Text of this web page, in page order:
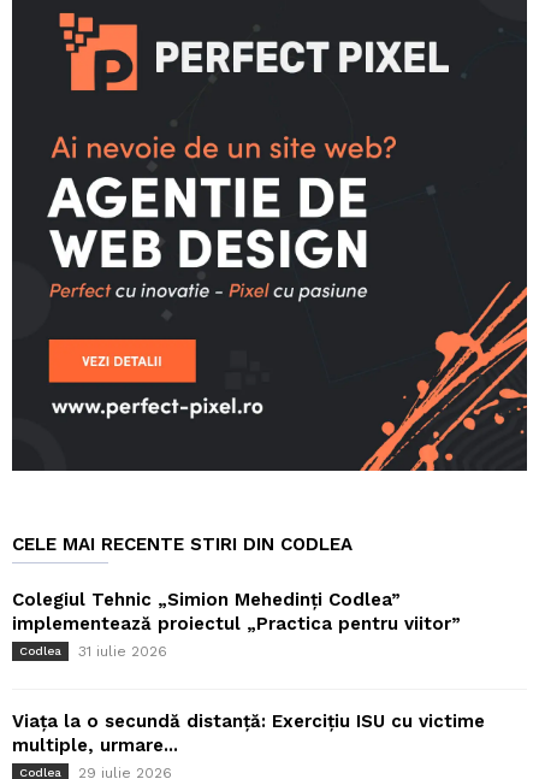
CELE MAI RECENTE STIRI DIN CODLEA
Colegiul Tehnic „Simion Mehedinți Codlea”
implementează proiectul „Practica pentru viitor”
Codlea 31 iulie 2026
Viața la o secundă distanță: Exercițiu ISU cu victime
multiple, urmare...
Codlea 29 iulie 2026